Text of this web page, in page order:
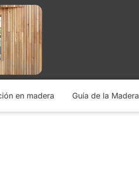
en madera Guía de la Madera